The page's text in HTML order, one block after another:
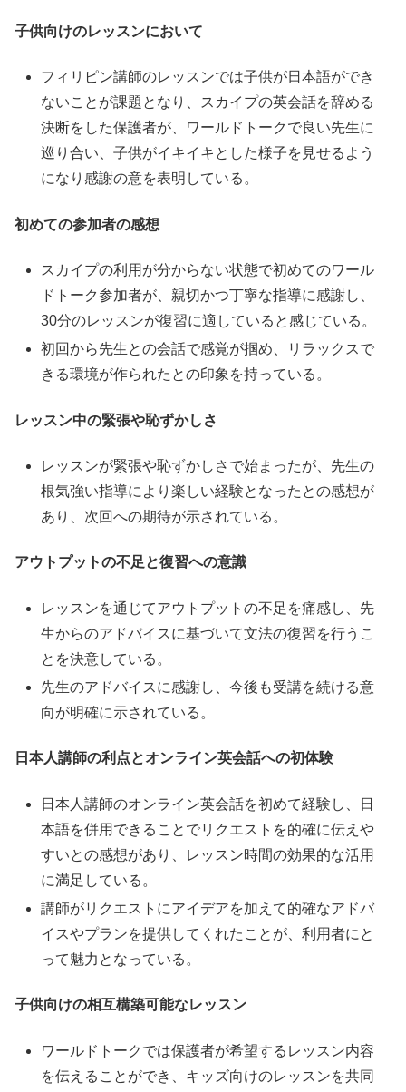
子供向けのレッスンにおいて
フィリピン講師のレッスンでは子供が日本語ができ
ないことが課題となり、スカイプの英会話を辞める
決断をした保護者が、ワールドトークで良い先生に
巡り合い、子供がイキイキとした様子を見せるよう
になり感謝の意を表明している。
初めての参加者の感想
スカイプの利用が分からない状態で初めてのワール
ドトーク参加者が、親切かつ丁寧な指導に感謝し、
30分のレッスンが復習に適していると感じている。
初回から先生との会話で感覚が掴め、リラックスで
きる環境が作られたとの印象を持っている。
レッスン中の緊張や恥ずかしさ
レッスンが緊張や恥ずかしさで始まったが、先生の
根気強い指導により楽しい経験となったとの感想が
あり、次回への期待が示されている。
アウトプットの不足と復習への意識
レッスンを通じてアウトプットの不足を痛感し、先
生からのアドバイスに基づいて文法の復習を行うこ
とを決意している。
先生のアドバイスに感謝し、今後も受講を続ける意
向が明確に示されている。
日本人講師の利点とオンライン英会話への初体験
日本人講師のオンライン英会話を初めて経験し、日
本語を併用できることでリクエストを的確に伝えや
すいとの感想があり、レッスン時間の効果的な活用
に満足している。
講師がリクエストにアイデアを加えて的確なアドバ
イスやプランを提供してくれたことが、利用者にと
って魅力となっている。
子供向けの相互構築可能なレッスン
ワールドトークでは保護者が希望するレッスン内容
を伝えることができ、キッズ向けのレッスンを共同